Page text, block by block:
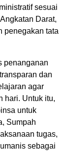
sesuai
Darat,
penegakan tata
penanganan
dan
agar
hari. Untuk itu,
untuk
Sumpah
tugas,
sebagai